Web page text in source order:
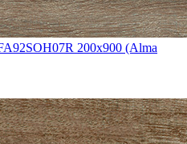
200x900 (Alma